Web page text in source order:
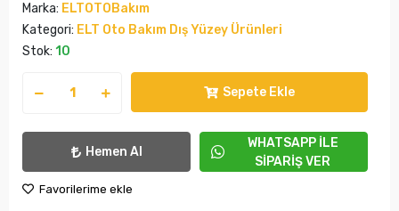
Marka: ELTOTOBakım
Kategori: ELT Oto Bakım Dış Yüzey Ürünleri
Stok: 10
Sepete Ekle
Hemen Al
WHATSAPP İLE
SİPARİŞ VER
Favorilerime ekle